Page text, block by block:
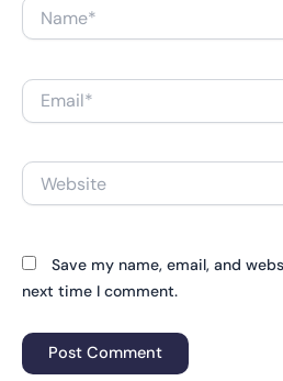
Name*
Email*
Website
Save my name, email, and
next time I comment.